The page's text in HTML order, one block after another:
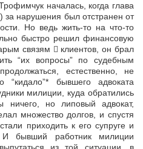
началась, когда глава
за нарушения был отстранен от
Но ведь жить-то на что-то
быстро решил финансовую
связям  клиентов, он брал
“их вопросы” по судебным
естественно, не
“кидало”* бывшего адвоката
милиции, куда обратились
но липовый адвокат,
множество долгов, и спустя
приходить к его супруге и
И бывший работник милиции